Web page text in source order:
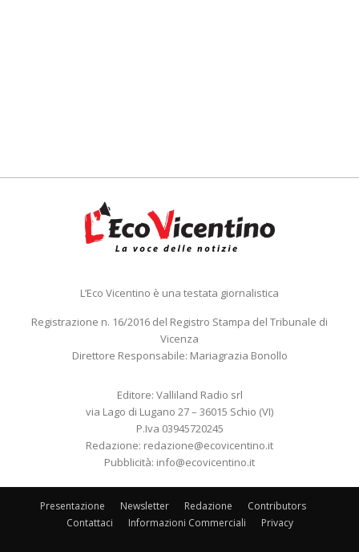
L’Eco Vicentino è una testata giornalistica
Registrazione n. 16/2016 del Registro Stampa del Tribunale di
Vicenza
Direttore Responsabile: Mariagrazia Bonollo
Editore: Valliland Radio srl
via Lago di Lugano 27 – 36015 Schio (VI)
P.Iva 03945720245
Redazione: redazione@ecovicentino.it
Pubblicità: info@ecovicentino.it
Presentazione Newsletter Redazione
Contributors
Contattaci
Informazioni Commerciali Privacy